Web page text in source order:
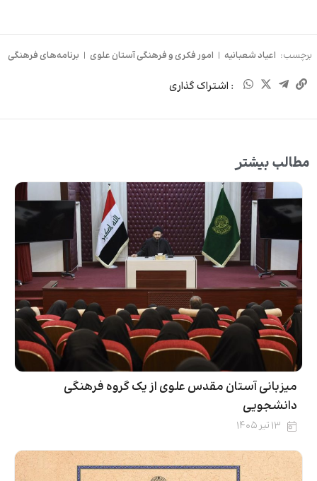
برچسب: اعیاد شعبانیه | امور فکری و فرهنگی آستان علوی | برنامه‌های فرهنگی
: اشتراک گذاری
مطالب بیشتر
میزبانی آستان مقدس علوی از یک گروه فرهنگی
دانشجویی
۱۳ تیر ۱۴۰۵